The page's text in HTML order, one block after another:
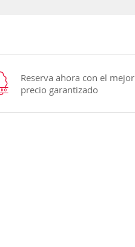
Reserva ahora con el mejor
precio garantizado